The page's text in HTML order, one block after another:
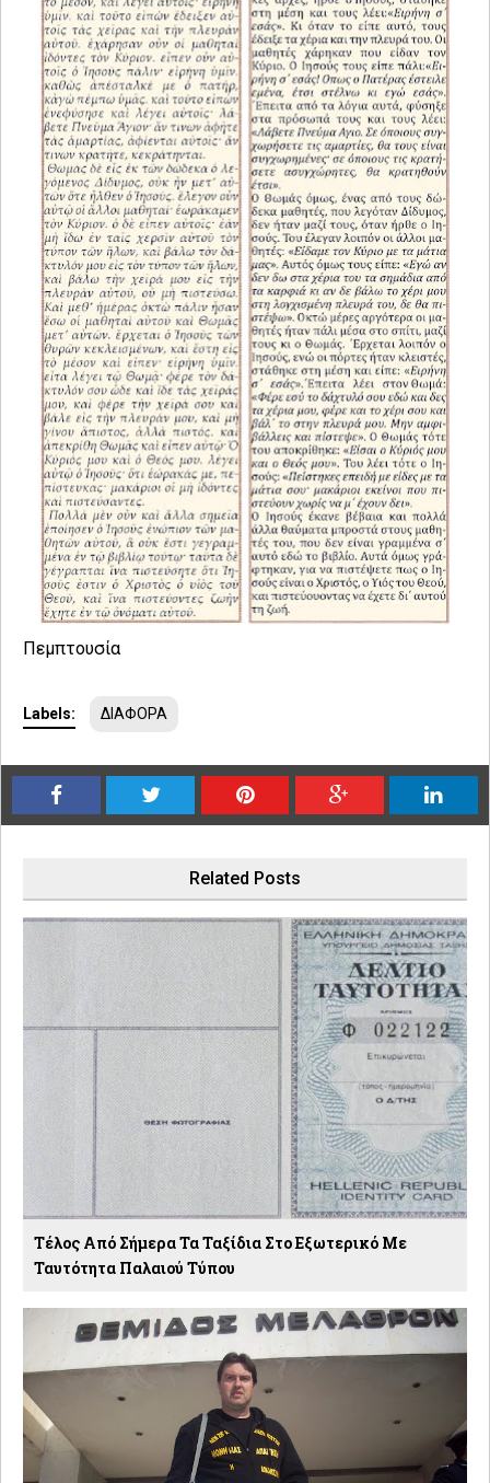
Πεμπτουσία
Labels: ΔΙΑΦΟΡΑ
Related Posts
Τέλος Από Σήμερα Τα Ταξίδια Στο Εξωτερικό Με
Ταυτότητα Παλαιού Τύπου